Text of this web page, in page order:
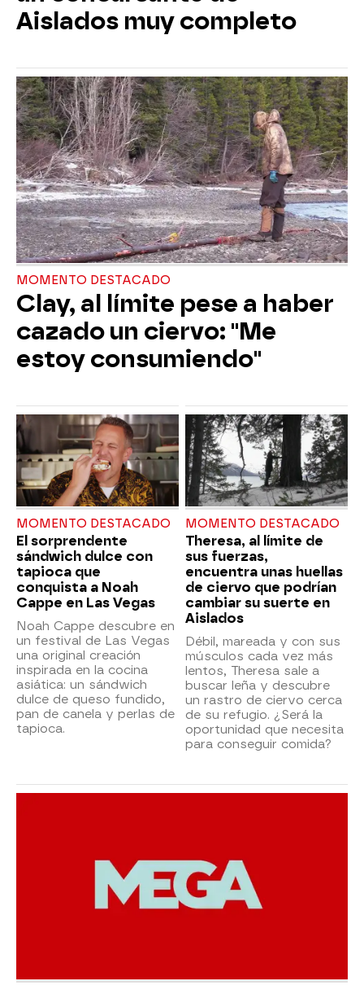
Aislados muy completo
MOMENTO DESTACADO
Clay, al límite pese a haber
cazado un ciervo: "Me
estoy consumiendo"
MOMENTO DESTACADO
El sorprendente
sándwich dulce con
tapioca que
conquista a Noah
Cappe en Las Vegas
Noah Cappe descubre en
un festival de Las Vegas
una original creación
inspirada en la cocina
asiática: un sándwich
dulce de queso fundido,
pan de canela y perlas de
tapioca.
MOMENTO DESTACADO
Theresa, al límite de
sus fuerzas,
encuentra unas huellas
de ciervo que podrían
cambiar su suerte en
Aislados
Débil, mareada y con sus
músculos cada vez más
lentos, Theresa sale a
buscar leña y descubre
un rastro de ciervo cerca
de su refugio. ¿Será la
oportunidad que necesita
para conseguir comida?